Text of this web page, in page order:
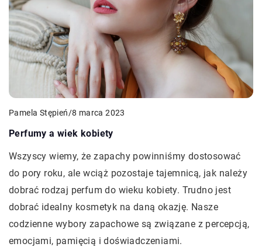
Pamela Stępień/8 marca 2023
Perfumy a wiek kobiety
Wszyscy wiemy, że zapachy powinniśmy dostosować
do pory roku, ale wciąż pozostaje tajemnicą, jak należy
dobrać rodzaj perfum do wieku kobiety. Trudno jest
dobrać idealny kosmetyk na daną okazję. Nasze
codzienne wybory zapachowe są związane z percepcją,
emocjami, pamięcią i doświadczeniami.